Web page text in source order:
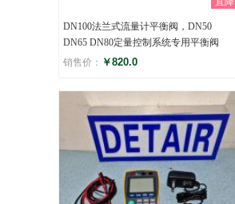
DN100法兰式流量计平衡阀，DN50
DN65 DN80定量控制系统专用平衡阀
销售价： ￥820.0
评分
()